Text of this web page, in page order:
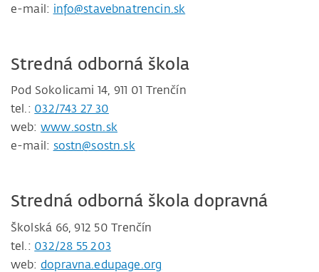
e-mail: info@stavebnatrencin.sk
Stredná odborná škola
Pod Sokolicami 14, 911 01 Trenčín
tel.: 032/743 27 30
web:www.sostn.sk
e-mail: sostn@sostn.sk
Stredná odborná škola dopravná
Školská 66, 912 50 Trenčín
tel.: 032/28 55 203
web:dopravna.edupage.org